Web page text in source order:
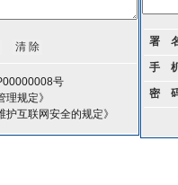
号
规定》
互联网安全的规定》
署
手
密